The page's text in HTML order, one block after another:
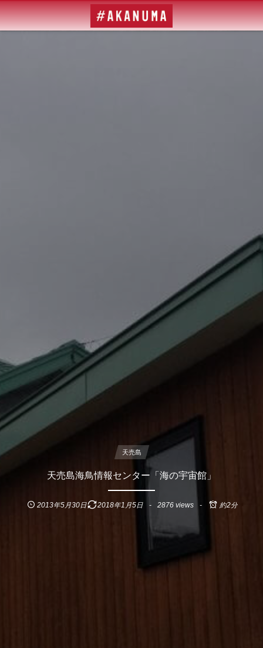
天売島
天売島海鳥情報センター「海の宇宙館」
2013年5月30日 2018年1月5日 2876 views 約2分